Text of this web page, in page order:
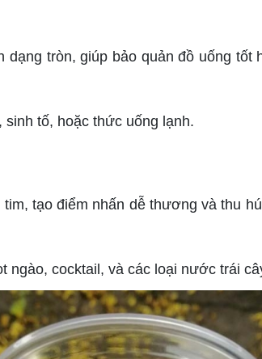
tròn, giúp bảo quản đồ uống
tố, hoặc thức uống lạnh.
tạo điểm nhấn dễ thương và thu
cocktail, và các loại nước trái